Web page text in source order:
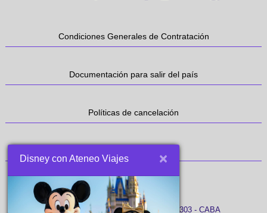
Condiciones Generales de Contratación
Documentación para salir del país
Políticas de cancelación
Av. Corrientes 848, Piso 3 Oficina 303 - CABA
Disney con Ateneo Viajes ×